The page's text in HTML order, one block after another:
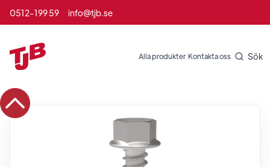
0512-199 59 info@tjb.se
Alla produkter Kontakta oss Sök